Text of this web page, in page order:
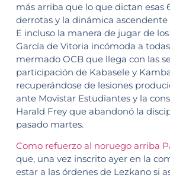
más arriba que lo que dictan esas
derrotas y la dinámica ascendente
E incluso la manera de jugar de
García de Vitoria incómoda a
mermado OCB que llega con las
participación de Kabasele y
recuperándose de lesiones
ante Movistar Estudiantes y la
Harald Frey que abandonó la
pasado martes.
Como refuerzo al noruego arriba
que, una vez inscrito ayer en la
estar a las órdenes de Lezkano si